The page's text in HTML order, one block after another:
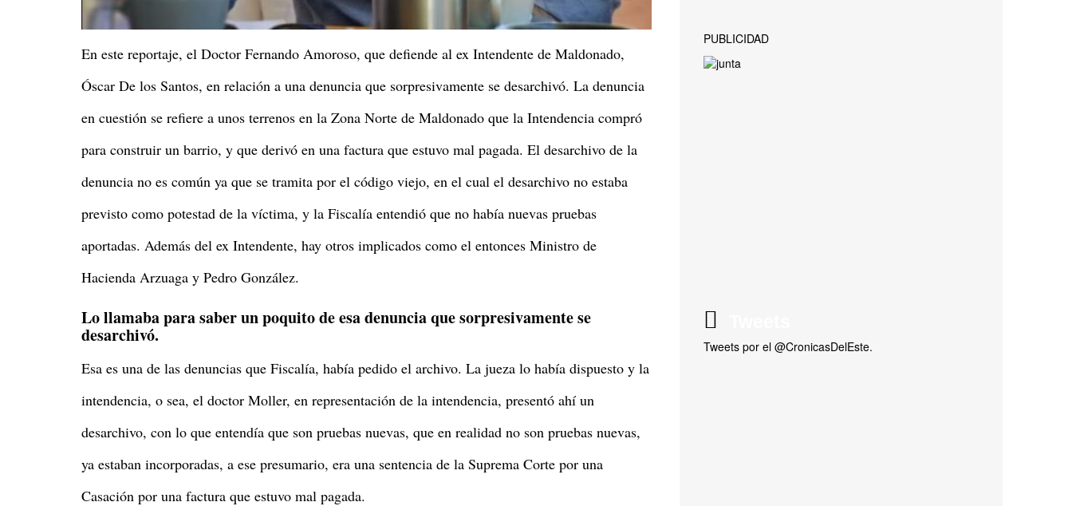
En este reportaje, el Doctor Fernando Amoroso, que defiende al ex Intendente de Maldonado,
Óscar De los Santos, en relación a una denuncia que sorpresivamente se desarchivó. La denuncia
en cuestión se refiere a unos terrenos en la Zona Norte de Maldonado que la Intendencia compró
para construir un barrio, y que derivó en una factura que estuvo mal pagada. El desarchivo de la
denuncia no es común ya que se tramita por el código viejo, en el cual el desarchivo no estaba
previsto como potestad de la víctima, y la Fiscalía entendió que no había nuevas pruebas
aportadas. Además del ex Intendente, hay otros implicados como el entonces Ministro de
Hacienda Arzuaga y Pedro González.
Lo llamaba para saber un poquito de esa denuncia que sorpresivamente se
desarchivó.
Esa es una de las denuncias que Fiscalía, había pedido el archivo. La jueza lo había dispuesto y la
intendencia, o sea, el doctor Moller, en representación de la intendencia, presentó ahí un
desarchivo, con lo que entendía que son pruebas nuevas, que en realidad no son pruebas nuevas,
ya estaban incorporadas, a ese presumario, era una sentencia de la Suprema Corte por una
Casación por una factura que estuvo mal pagada.
PUBLICIDAD
Tweets por el @CronicasDelEste.